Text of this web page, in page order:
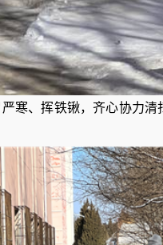
寒、挥铁锹，齐心协力